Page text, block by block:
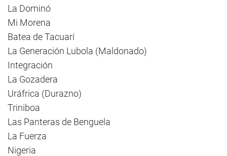
La Dominó
Mi Morena
Batea de Tacuarí
La Generación Lubola (Maldonado)
Integración
La Gozadera
Uráfrica (Durazno)
Triniboa
Las Panteras de Benguela
La Fuerza
Nigeria